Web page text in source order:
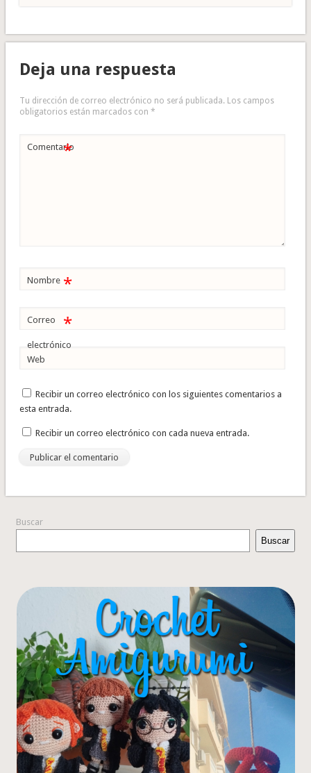
Deja una respuesta
Tu dirección de correo electrónico no será publicada. Los campos
obligatorios están marcados con *
Comentario
*
Nombre *
Correo
electrónico
*
Web
Recibir un correo electrónico con los siguientes comentarios a
esta entrada.
Recibir un correo electrónico con cada nueva entrada.
Buscar
Buscar